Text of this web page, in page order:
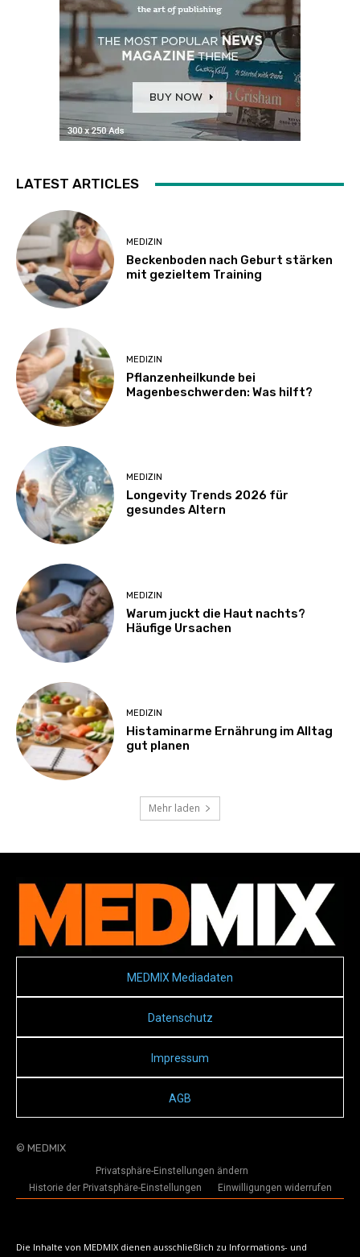
LATEST ARTICLES
MEDIZIN
Beckenboden nach Geburt stärken
mit gezieltem Training
MEDIZIN
Pflanzenheilkunde bei
Magenbeschwerden: Was hilft?
MEDIZIN
Longevity Trends 2026 für
gesundes Altern
MEDIZIN
Warum juckt die Haut nachts?
Häufige Ursachen
MEDIZIN
Histaminarme Ernährung im Alltag
gut planen
Mehr laden
MEDMIX Mediadaten
Datenschutz
Impressum
AGB
© MEDMIX
Privatsphäre-Einstellungen ändern
Historie der Privatsphäre-Einstellungen
Einwilligungen widerrufen
Die Inhalte von MEDMIX dienen ausschließlich zu Informations- und